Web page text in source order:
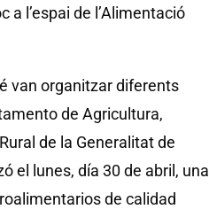
l’espai de l’Alimentació
van organitzar diferents
de Agricultura,
de la Generalitat de
el lunes, día 30 de abril, una
de calidad